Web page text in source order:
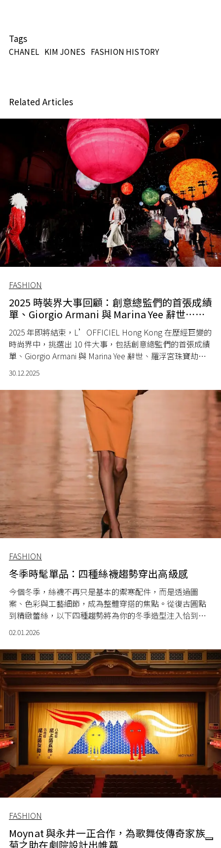
Tags
CHANEL KIM JONES FASHION HISTORY
Related Articles
FASHION
2025 時裝界大事回顧：創意總監們的首張成績
單、Giorgio Armani 與 Marina Yee 辭世⋯⋯
2025 年即將結束，L’OFFICIEL Hong Kong 在歷經巨變的
時尚界中，挑選出 10 件大事，包括創意總監們的首張成績
單、Giorgio Armani 與 Marina Yee 辭世、羅浮宮珠寶劫案
等。
30.12.2025
FASHION
冬季時髦單品：四種絲襪趨勢穿出高級感
今個冬季，絲襪不再只是基本的禦寒配件，而是透過圖
案、色彩與工藝細節，成為整體穿搭的焦點。從復古圓點
到精緻蕾絲，以下四種趨勢將為你的冬季造型注入恰到好
處的時尚氣息。
02.01.2026
FASHION
Moynat 與永井一正合作，為歌舞伎傳奇家族
菊之助在劇院設計出帷幕